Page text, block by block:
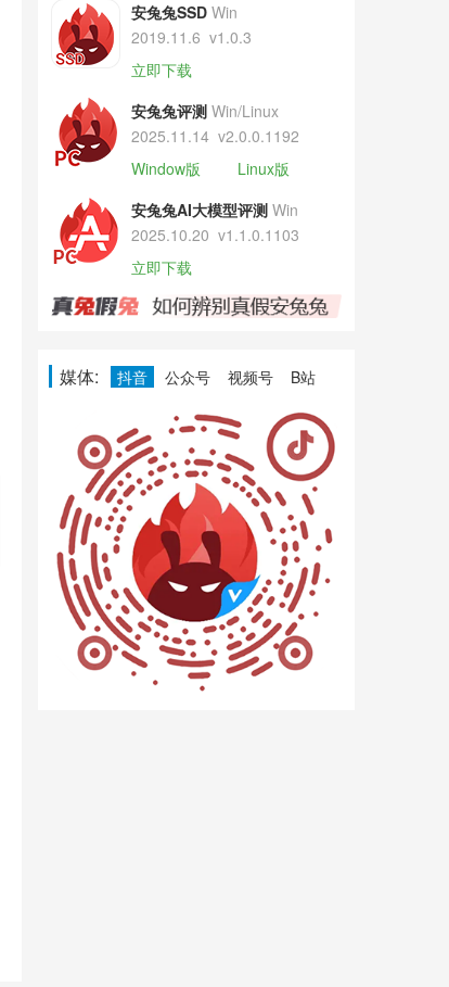
安兔兔SSD Win
2019.11.6 v1.0.3
立即下载
安兔兔评测 Win/Linux
2025.11.14 v2.0.0.1192
Window版
Linux版
安兔兔AI大模型评测 Win
2025.10.20 v1.1.0.1103
立即下载
媒体: 抖音 公众号 视频号 B站